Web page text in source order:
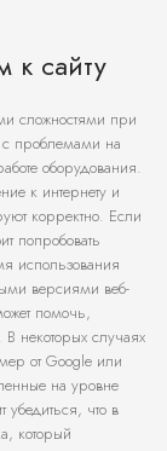
к сайту
сложностями при
с проблемами на
оборудования.
к интернету и
корректно. Если
попробовать
использования
версиями веб-
помочь,
некоторых случаях
от Google или
на уровне
убедиться, что в
который